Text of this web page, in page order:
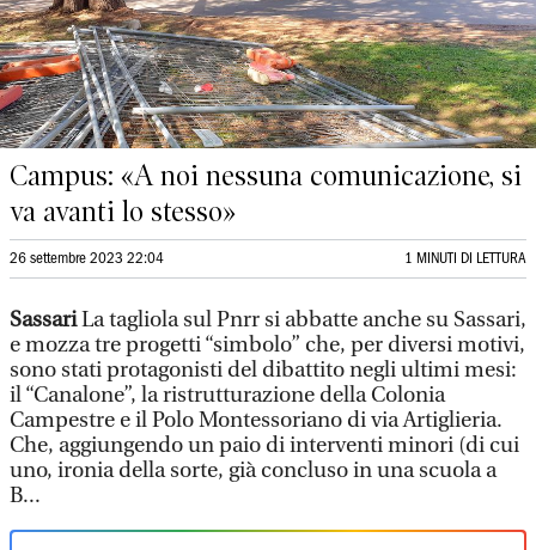
Campus: «A noi nessuna comunicazione, si
va avanti lo stesso»
26 settembre 2023 22:04 1 MINUTI DI LETTURA
SassariLa tagliola sul Pnrr si abbatte anche su Sassari,
e mozza tre progetti “simbolo” che, per diversi motivi,
sono stati protagonisti del dibattito negli ultimi mesi:
il “Canalone”, la ristrutturazione della Colonia
Campestre e il Polo Montessoriano di via Artiglieria.
Che, aggiungendo un paio di interventi minori (di cui
uno, ironia della sorte, già concluso in una scuola a
B...